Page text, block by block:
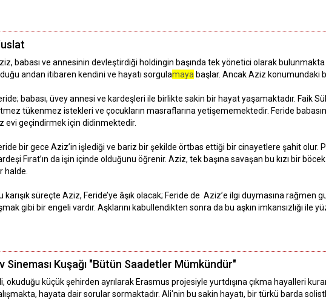
babası ve annesinin devleştirdiği holdingin başında tek yönetici olarak bulunmakta
andan itibaren kendini ve hayatı sorgulamaya başlar. Ancak Aziz konumundaki
babası, üvey annesi ve kardeşleri ile birlikte sakin bir hayat yaşamaktadır. Faik
tükenmez istekleri ve çocukların masraflarına yetişememektedir. Feride
evi geçindirmek için didinmektedir.
bir gece Aziz’in işlediği ve bariz bir şekilde örtbas ettiği bir cinayetlere şahit olur.
Fırat’ın da işin içinde olduğunu öğrenir. Aziz, tek başına savaşan bu kızı bir
halde.
karışık süreçte Aziz, Feride’ye âşık olacak; Feride de Aziz’e ilgi duymasına rağmen
gibi bir engeli vardır. Aşklarını kabullendikten sonra da bu aşkın imkansızlığı ile
Sineması Kuşağı "Bütün Saadetler Mümkündür"
okuduğu küçük şehirden ayrılarak Erasmus projesiyle yurtdışına çıkma hayalleri
hayata dair sorular sormaktadır. Ali'nin bu sakin hayatı, bir türkü barda